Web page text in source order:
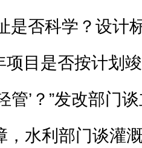
是否科学？设计
项目是否按计划
管’？”发改部门
，水利部门谈灌